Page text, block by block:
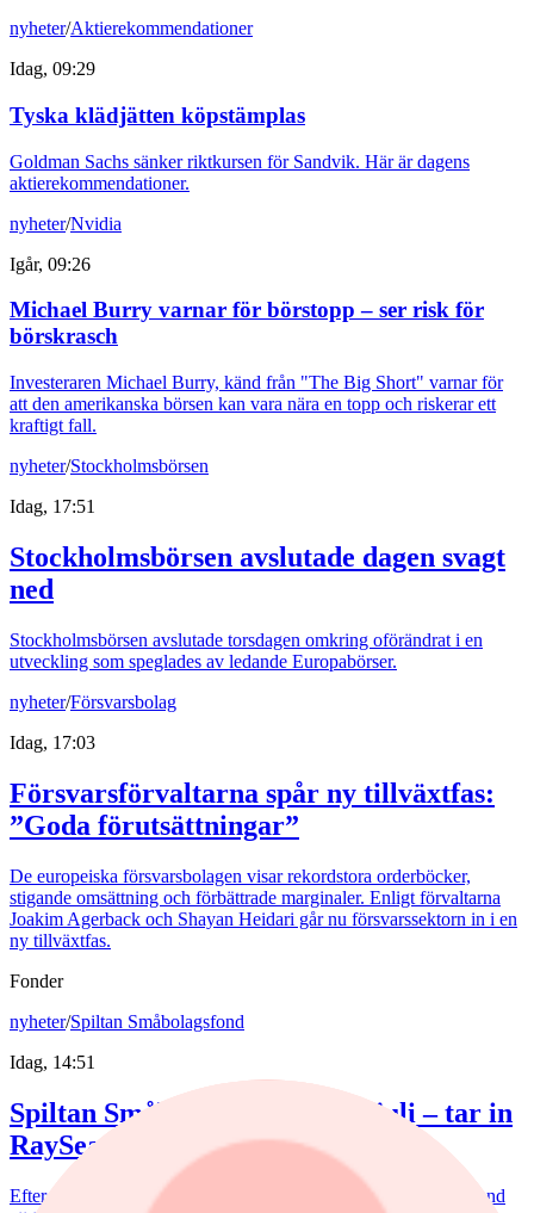
nyheter/Aktierekommendationer
Idag, 09:29
Tyska klädjätten köpstämplas
Goldman Sachs sänker riktkursen för Sandvik. Här är dagens
aktierekommendationer.
nyheter/Nvidia
Igår, 09:26
Michael Burry varnar för börstopp – ser risk för
börskrasch
Investeraren Michael Burry, känd från "The Big Short" varnar för
att den amerikanska börsen kan vara nära en topp och riskerar ett
kraftigt fall.
nyheter/Stockholmsbörsen
Idag, 17:51
Stockholmsbörsen avslutade dagen svagt
ned
Stockholmsbörsen avslutade torsdagen omkring oförändrat i en
utveckling som speglades av ledande Europabörser.
nyheter/Försvarsbolag
Idag, 17:03
Försvarsförvaltarna spår ny tillväxtfas:
”Goda förutsättningar”
De europeiska försvarsbolagen visar rekordstora orderböcker,
stigande omsättning och förbättrade marginaler. Enligt förvaltarna
Joakim Agerback och Shayan Heidari går nu försvarssektorn in i en
ny tillväxtfas.
Fonder
nyheter/Spiltan Småbolagsfond
Idag, 14:51
Spiltan Småbolagsfond lyfte i juli – tar in
RaySearch
Efter en svagare utveckling hittills i år fick Spiltan Småbolagsfond